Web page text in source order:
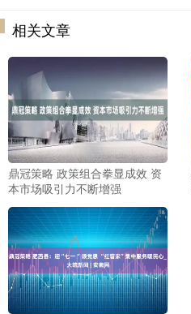
相关文章
鼎冠策略 政策组合拳显成效 资
本市场吸引力不断增强